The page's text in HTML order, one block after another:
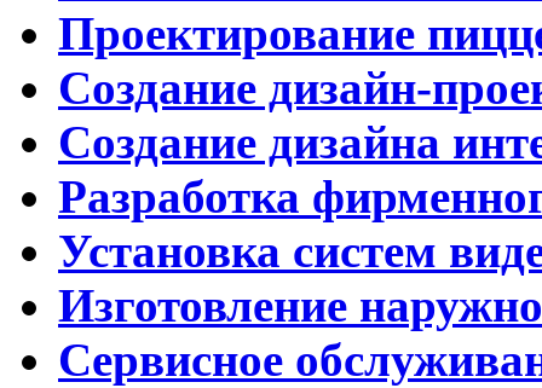
Проектирование
Создание дизайн-
Создание дизайна
Разработка
Установка систем
Изготовление
Сервисное